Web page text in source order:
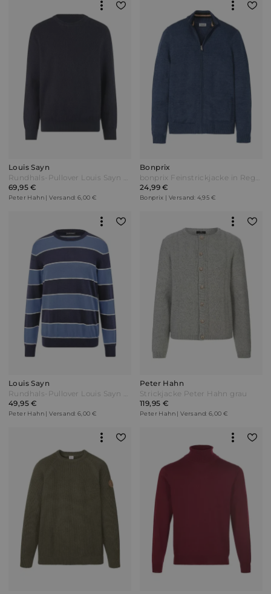
Louis Sayn
Rundhals-Pullover Louis Sayn blau
69,95 €
Peter Hahn | Versand: 6,00 €
Bonprix
bonprix Feinstrickjacke in Regular Fit Blau
24,99 €
Bonprix | Versand: 4,95 €
Louis Sayn
Rundhals-Pullover Louis Sayn blau
49,95 €
Peter Hahn | Versand: 6,00 €
Peter Hahn
Strickjacke Peter Hahn grau
119,95 €
Peter Hahn | Versand: 6,00 €